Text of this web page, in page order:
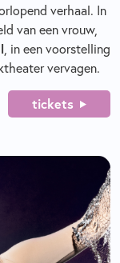
verhaal. In
van een vrouw,
, in een voorstelling
vervagen.
tickets